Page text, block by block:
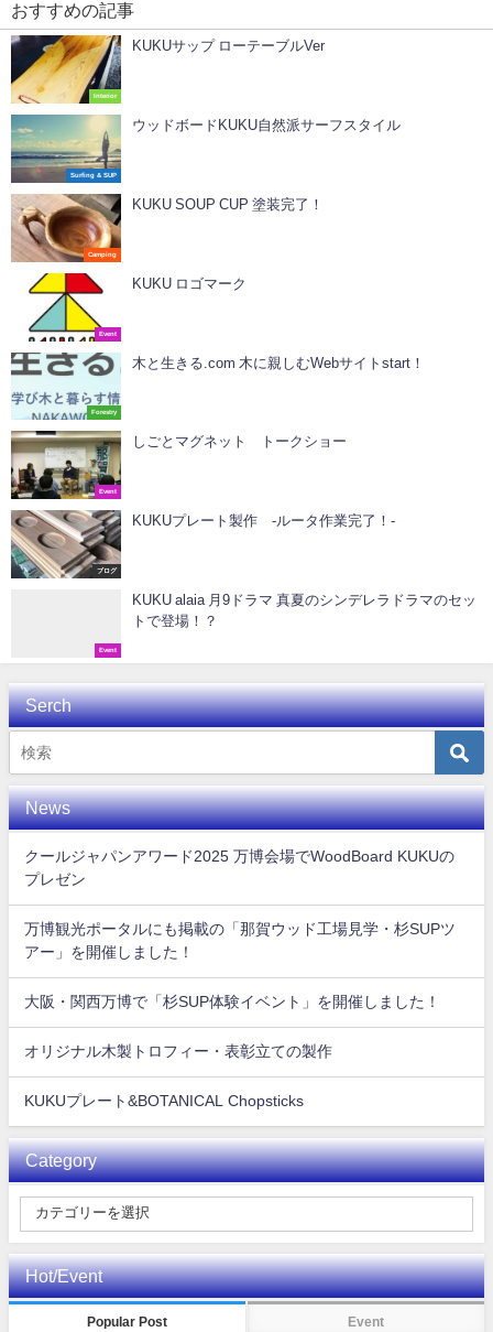
おすすめの記事
Interior
KUKUサップ ローテーブルVer
Surfing & SUP
ウッドボードKUKU自然派サーフスタイル
Camping
KUKU SOUP CUP 塗装完了！
Event
KUKU ロゴマーク
Forestry
木と生きる.com 木に親しむWebサイトstart！
Event
しごとマグネット トークショー
ブログ
KUKUプレート製作 -ルータ作業完了！-
Event
KUKU alaia 月9ドラマ 真夏のシンデレラドラマのセッ
トで登場！？
Serch
News
クールジャパンアワード2025 万博会場でWoodBoard KUKUの
プレゼン
万博観光ポータルにも掲載の「那賀ウッド工場見学・杉SUPツ
アー」を開催しました！
大阪・関西万博で「杉SUP体験イベント」を開催しました！
オリジナル木製トロフィー・表彰立ての製作
KUKUプレート&BOTANICAL Chopsticks
Category
Hot/Event
Popular Post Event